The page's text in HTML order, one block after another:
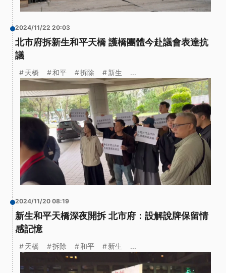
2024/11/22 20:03
北市府拆新生和平天橋 護橋團體今赴議會表達抗
議
天橋 和平 拆除 新生 ...
2024/11/20 08:19
新生和平天橋深夜開拆 北市府：設解說牌保留情
感記憶
天橋 拆除 和平 新生 ...